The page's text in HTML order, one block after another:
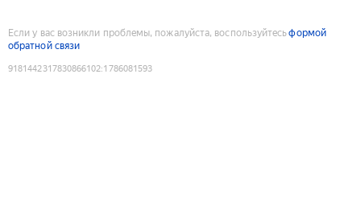
Если у вас возникли проблемы, пожалуйста, воспользуйтесьформой
обратной связи
9181442317830866102:1786081593